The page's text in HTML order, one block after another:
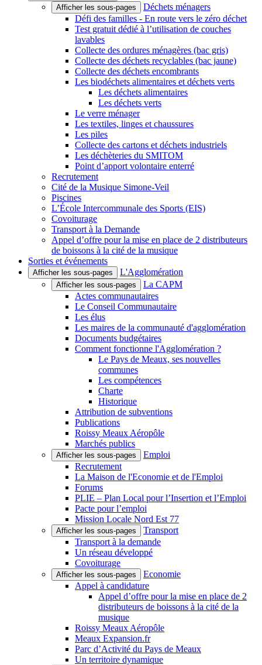
Afficher les sous-pages
Déchets ménagers
Défi des familles - En route vers le zéro déchet
Test gratuit dédié à l’utilisation de couches
lavables
Collecte des ordures ménagères (bac gris)
Collecte des déchets recyclables (bac jaune)
Collecte des déchets encombrants
Les biodéchets alimentaires et déchets verts
Les déchets alimentaires
Les déchets verts
Le verre ménager
Les textiles, linges et chaussures
Les piles
Collecte des cartons et déchets industriels
Les déchèteries du SMITOM
Point d’apport volontaire enterré
Recrutement
Cité de la Musique Simone-Veil
Piscines
L’École Intercommunale des Sports (EIS)
Covoiturage
Transport à la Demande
Appel d’offre pour la mise en place de 2 distributeurs
de boissons à la cité de la musique
Sorties et événements
Afficher les sous-pages L'Agglomération
Afficher les sous-pages
La CAPM
Actes communautaires
Le Conseil Communautaire
Les élus
Les maires de la communauté d'agglomération
Documents budgétaires
Comment fonctionne l'Agglomération ?
Le Pays de Meaux, ses nouvelles
communes
Les compétences
Charte
Historique
Attribution de subventions
Publications
Roissy Meaux Aéropôle
Marchés publics
Afficher les sous-pages
Emploi
Recrutement
La Maison de l'Economie et de l'Emploi
Forums
PLIE – Plan Local pour l’Insertion et l’Emploi
Pacte pour l’emploi
Mission Locale Nord Est 77
Afficher les sous-pages
Transport
Transport à la demande
Un réseau développé
Covoiturage
Afficher les sous-pages
Economie
Appel à candidature
Appel d’offre pour la mise en place de 2
distributeurs de boissons à la cité de la
musique
Roissy Meaux Aéropôle
Meaux Expansion.fr
Parc d’Activité du Pays de Meaux
Un territoire dynamique